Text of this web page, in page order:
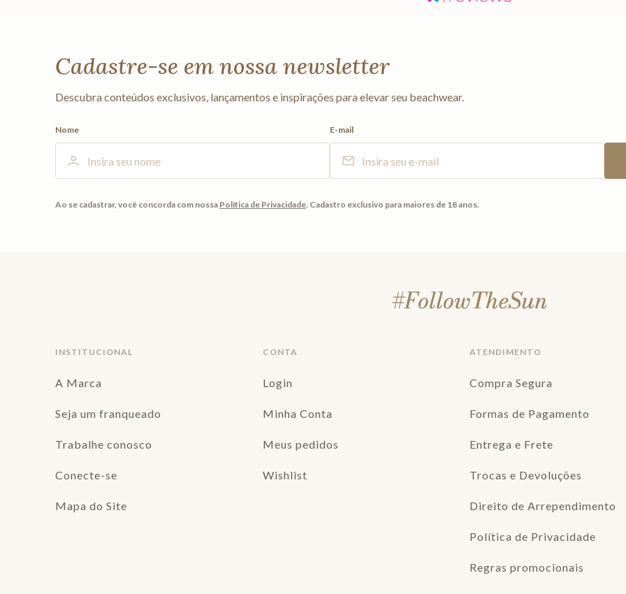
Cadastre-se em nossa newsletter
Descubra conteúdos exclusivos, lançamentos e inspirações para elevar seu beachwear.
Nome E-mail
Ao se cadastrar, você concorda com nossa Política de Privacidade. Cadastro exclusivo para maiores de 18 anos.
INSTITUCIONAL
A Marca
Seja um franqueado
Trabalhe conosco
Conecte-se
Mapa do Site
CONTA
Login
Minha Conta
Meus pedidos
Wishlist
ATENDIMENTO
Compra Segura
Formas de Pagamento
Entrega e Frete
Trocas e Devoluções
Direito de Arrependimento
Política de Privacidade
Regras promocionais